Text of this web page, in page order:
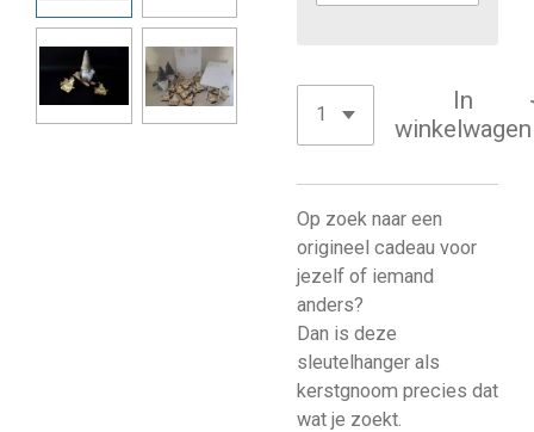
In
winkelwagen
Op zoek naar een
origineel cadeau voor
jezelf of iemand
anders?
Dan is deze
sleutelhanger als
kerstgnoom precies dat
wat je zoekt.